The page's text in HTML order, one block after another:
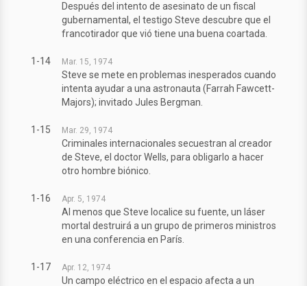
Después del intento de asesinato de un fiscal
gubernamental, el testigo Steve descubre que el
francotirador que vió tiene una buena coartada.
1-14 Mar. 15, 1974
Steve se mete en problemas inesperados cuando
intenta ayudar a una astronauta (Farrah Fawcett-
Majors); invitado Jules Bergman.
1-15 Mar. 29, 1974
Criminales internacionales secuestran al creador
de Steve, el doctor Wells, para obligarlo a hacer
otro hombre biónico.
1-16 Apr. 5, 1974
Al menos que Steve localice su fuente, un láser
mortal destruirá a un grupo de primeros ministros
en una conferencia en París.
1-17 Apr. 12, 1974
Un campo eléctrico en el espacio afecta a un